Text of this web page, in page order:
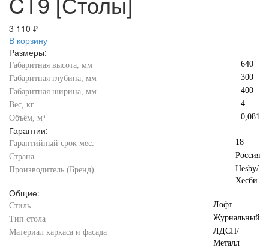
3 110 ₽
В корзину
Размеры:
Габаритная высота, мм
640
Габаритная глубина, мм
300
Габаритная ширина, мм
400
Вес, кг
4
Объём, м³
0,081
Гарантии:
Гарантийный срок мес.
18
Страна
Россия
Производитель (Бренд)
Hesby/
Хесби
Общие:
Стиль
Лофт
Тип стола
Журнальный
Материал каркаса и фасада
ЛДСП/
Металл